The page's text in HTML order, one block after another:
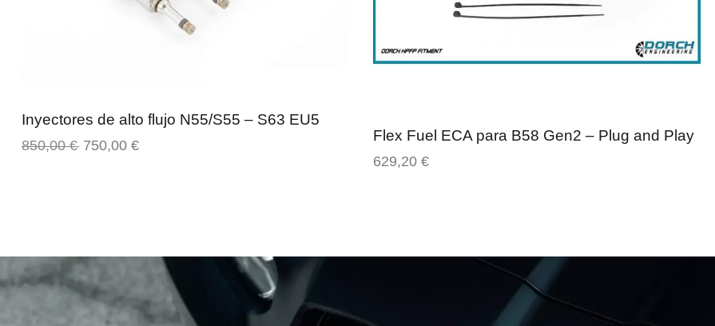
Inyectores de alto flujo N55/S55 – S63 EU5
850,00€ 750,00 €
Flex Fuel ECA para B58 Gen2 – Plug and Play
629,20 €